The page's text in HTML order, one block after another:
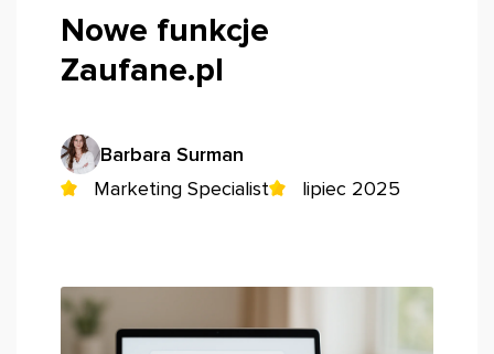
Nowe funkcje
Zaufane.pl
Barbara Surman
Marketing Specialist
lipiec 2025